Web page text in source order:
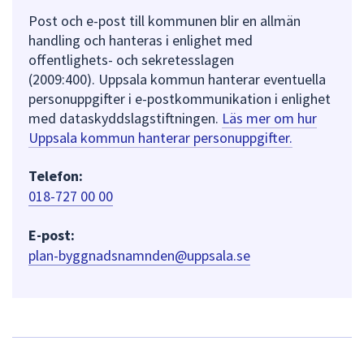
Post och e-post till kommunen blir en allmän
handling och hanteras i enlighet med
offentlighets- och sekretesslagen
(2009:400). Uppsala kommun hanterar eventuella
personuppgifter i e-postkommunikation i enlighet
med dataskyddslagstiftningen. Läs mer om hur
Uppsala kommun hanterar personuppgifter.
Telefon:
018-727 00 00
E-post:
plan-byggnadsnamnden@uppsala.se